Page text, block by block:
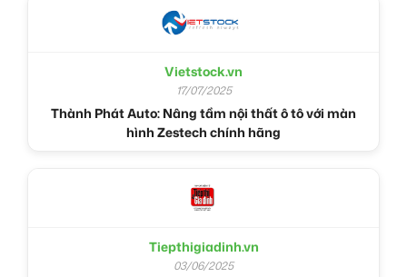
Vietstock.vn
17/07/2025
Thành Phát Auto: Nâng tầm nội thất ô tô với màn
hình Zestech chính hãng
Tiepthigiadinh.vn
03/06/2025